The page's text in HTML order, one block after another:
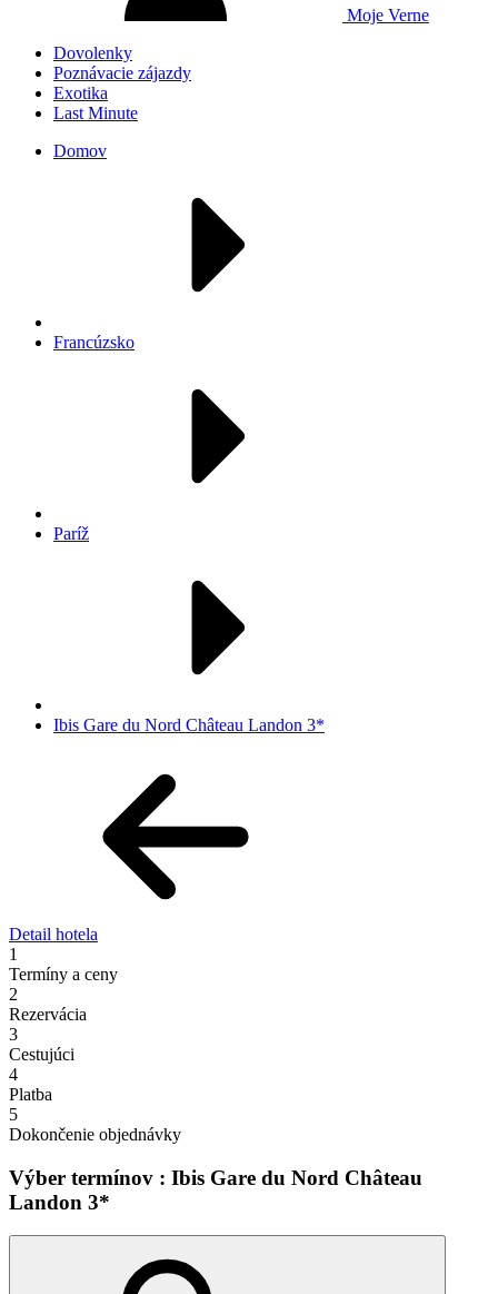
Moje Verne
Dovolenky
Poznávacie zájazdy
Exotika
Last Minute
Domov
Francúzsko
Paríž
Ibis Gare du Nord Château Landon 3*
Detail hotela
1
Termíny a ceny
2
Rezervácia
3
Cestujúci
4
Platba
5
Dokončenie objednávky
Výber termínov : Ibis Gare du Nord Château
Landon 3*